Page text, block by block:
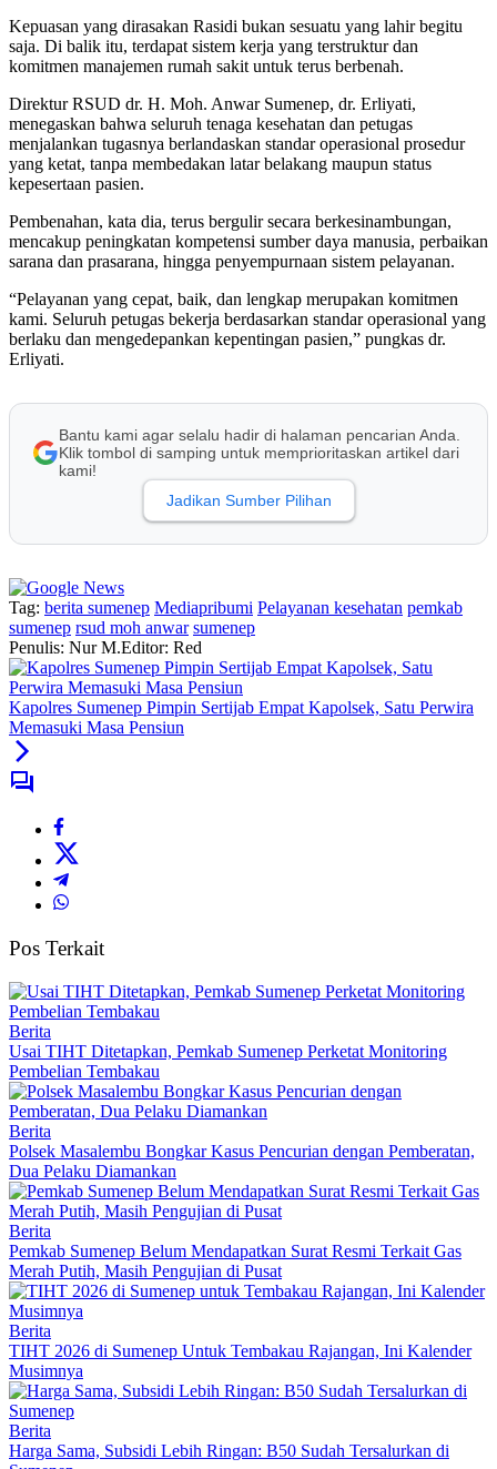
Kepuasan yang dirasakan Rasidi bukan sesuatu yang lahir begitu
saja. Di balik itu, terdapat sistem kerja yang terstruktur dan
komitmen manajemen rumah sakit untuk terus berbenah.
Direktur RSUD dr. H. Moh. Anwar Sumenep, dr. Erliyati,
menegaskan bahwa seluruh tenaga kesehatan dan petugas
menjalankan tugasnya berlandaskan standar operasional prosedur
yang ketat, tanpa membedakan latar belakang maupun status
kepesertaan pasien.
Pembenahan, kata dia, terus bergulir secara berkesinambungan,
mencakup peningkatan kompetensi sumber daya manusia, perbaikan
sarana dan prasarana, hingga penyempurnaan sistem pelayanan.
“Pelayanan yang cepat, baik, dan lengkap merupakan komitmen
kami. Seluruh petugas bekerja berdasarkan standar operasional yang
berlaku dan mengedepankan kepentingan pasien,” pungkas dr.
Erliyati.
Bantu kami agar selalu hadir di halaman pencarian Anda.
Klik tombol di samping untuk memprioritaskan artikel dari
kami!
Jadikan Sumber Pilihan
Tag: berita sumenep Mediapribumi Pelayanan kesehatan pemkab
sumenep rsud moh anwar sumenep
Penulis: Nur M.Editor: Red
Kapolres Sumenep Pimpin Sertijab Empat Kapolsek, Satu Perwira
Memasuki Masa Pensiun
Pos Terkait
Berita
Usai TIHT Ditetapkan, Pemkab Sumenep Perketat Monitoring
Pembelian Tembakau
Berita
Polsek Masalembu Bongkar Kasus Pencurian dengan Pemberatan,
Dua Pelaku Diamankan
Berita
Pemkab Sumenep Belum Mendapatkan Surat Resmi Terkait Gas
Merah Putih, Masih Pengujian di Pusat
Berita
TIHT 2026 di Sumenep Untuk Tembakau Rajangan, Ini Kalender
Musimnya
Berita
Harga Sama, Subsidi Lebih Ringan: B50 Sudah Tersalurkan di